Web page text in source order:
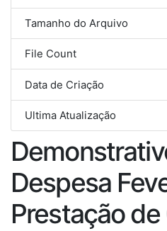
Tamanho do Arquivo
File Count
Data de Criação
Ultima Atualização
Despesa
Prestação